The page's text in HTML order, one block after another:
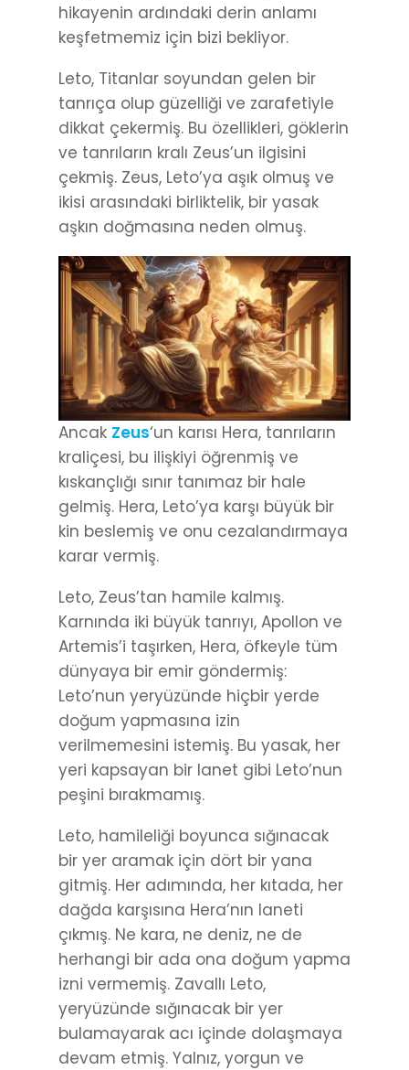
hikayenin ardındaki derin anlamı
keşfetmemiz için bizi bekliyor.
Leto, Titanlar soyundan gelen bir
tanrıça olup güzelliği ve zarafetiyle
dikkat çekermiş. Bu özellikleri, göklerin
ve tanrıların kralı Zeus’un ilgisini
çekmiş. Zeus, Leto’ya aşık olmuş ve
ikisi arasındaki birliktelik, bir yasak
aşkın doğmasına neden olmuş.
Ancak Zeus‘un karısı Hera, tanrıların
kraliçesi, bu ilişkiyi öğrenmiş ve
kıskançlığı sınır tanımaz bir hale
gelmiş. Hera, Leto’ya karşı büyük bir
kin beslemiş ve onu cezalandırmaya
karar vermiş.
Leto, Zeus’tan hamile kalmış.
Karnında iki büyük tanrıyı, Apollon ve
Artemis’i taşırken, Hera, öfkeyle tüm
dünyaya bir emir göndermiş:
Leto’nun yeryüzünde hiçbir yerde
doğum yapmasına izin
verilmemesini istemiş. Bu yasak, her
yeri kapsayan bir lanet gibi Leto’nun
peşini bırakmamış.
Leto, hamileliği boyunca sığınacak
bir yer aramak için dört bir yana
gitmiş. Her adımında, her kıtada, her
dağda karşısına Hera’nın laneti
çıkmış. Ne kara, ne deniz, ne de
herhangi bir ada ona doğum yapma
izni vermemiş. Zavallı Leto,
yeryüzünde sığınacak bir yer
bulamayarak acı içinde dolaşmaya
devam etmiş. Yalnız, yorgun ve